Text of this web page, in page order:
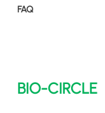
FAQ
BIO-CIRCLE